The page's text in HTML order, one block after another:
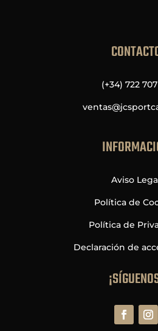
(+34) 722 707
Aviso
Política de
Política de
Declaración de